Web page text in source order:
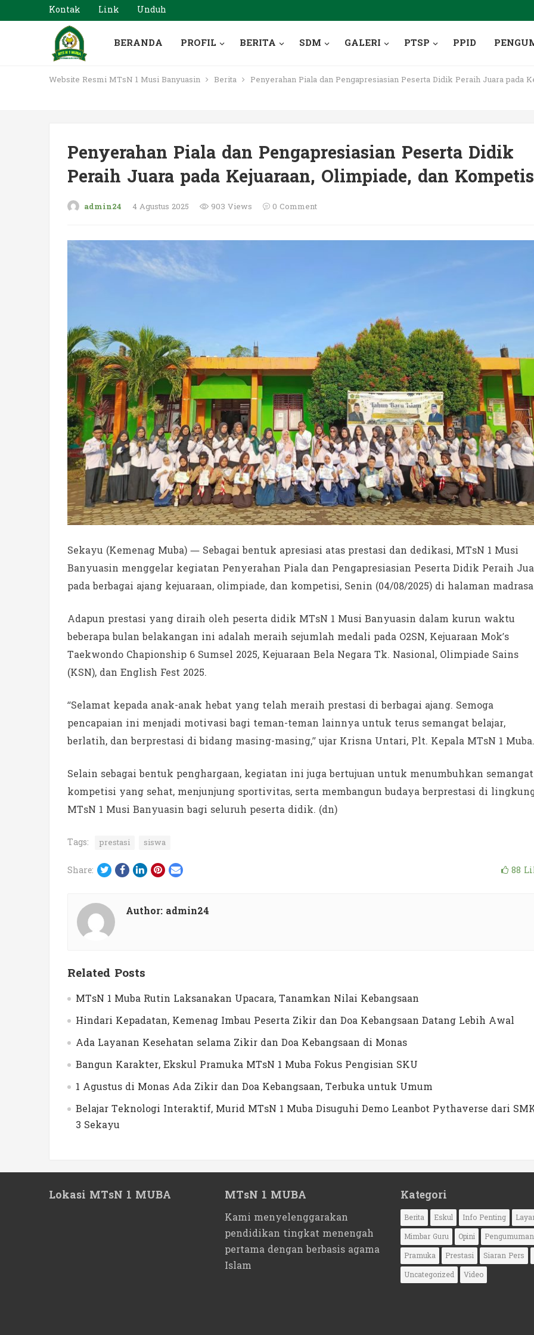
Kontak Link Unduh
BERANDA PROFIL BERITA SDM GALERI PTSP PPID
Website Resmi MTsN 1 Musi Banyuasin Berita Penyerahan Piala dan Pengapresiasian Peserta Didik Peraih Juara pada
Penyerahan Piala dan Pengapresiasian Peserta Didik
Peraih Juara pada Kejuaraan, Olimpiade, dan
admin24 4 Agustus 2025 903 Views 0 Comment
Sekayu (Kemenag Muba) — Sebagai bentuk apresiasi atas prestasi dan dedikasi, MTsN 1 Musi
Banyuasin menggelar kegiatan Penyerahan Piala dan Pengapresiasian Peserta Didik Peraih
pada berbagai ajang kejuaraan, olimpiade, dan kompetisi, Senin (04/08/2025) di halaman
Adapun prestasi yang diraih oleh peserta didik MTsN 1 Musi Banyuasin dalam kurun waktu
beberapa bulan belakangan ini adalah meraih sejumlah medali pada O2SN, Kejuaraan Mok’s
Taekwondo Chapionship 6 Sumsel 2025, Kejuaraan Bela Negara Tk. Nasional, Olimpiade Sains
(KSN), dan English Fest 2025.
“Selamat kepada anak-anak hebat yang telah meraih prestasi di berbagai ajang. Semoga
pencapaian ini menjadi motivasi bagi teman-teman lainnya untuk terus semangat belajar,
berlatih, dan berprestasi di bidang masing-masing,” ujar Krisna Untari, Plt. Kepala MTsN 1 Muba.
Selain sebagai bentuk penghargaan, kegiatan ini juga bertujuan untuk menumbuhkan semangat
kompetisi yang sehat, menjunjung sportivitas, serta membangun budaya berprestasi di
MTsN 1 Musi Banyuasin bagi seluruh peserta didik. (dn)
Tags: prestasi siswa
Share: Twitter
Facebook
LinkedIn
Pinterest
Email 88
Author: admin24
Related Posts
MTsN 1 Muba Rutin Laksanakan Upacara, Tanamkan Nilai Kebangsaan
Hindari Kepadatan, Kemenag Imbau Peserta Zikir dan Doa Kebangsaan Datang Lebih Awal
Ada Layanan Kesehatan selama Zikir dan Doa Kebangsaan di Monas
Bangun Karakter, Ekskul Pramuka MTsN 1 Muba Fokus Pengisian SKU
1 Agustus di Monas Ada Zikir dan Doa Kebangsaan, Terbuka untuk Umum
Belajar Teknologi Interaktif, Murid MTsN 1 Muba Disuguhi Demo Leanbot Pythaverse dari
3 Sekayu
Lokasi MTsN 1 MUBA MTsN 1 MUBA
Kami menyelenggarakan
pendidikan tingkat menengah
pertama dengan berbasis agama
Islam
Kategori
Berita Eskul Info Penting
Mimbar Guru
Opini
Pengumuman
Pramuka
Prestasi
Siaran Pers
Uncategorized
Video